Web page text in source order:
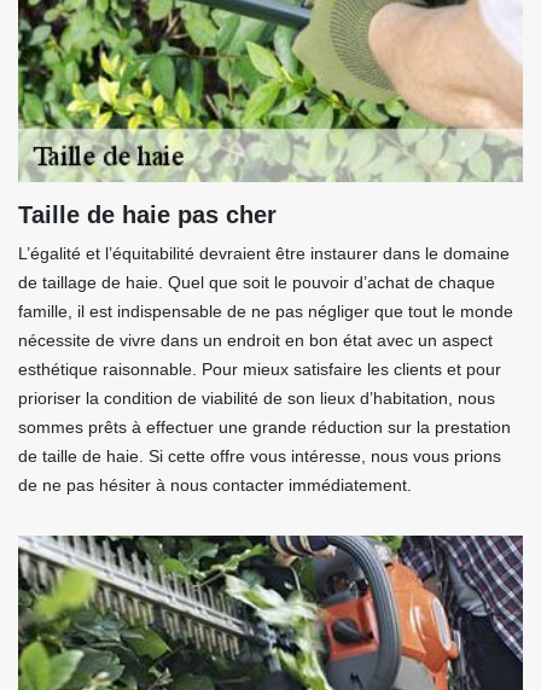
Taille de haie pas cher
L’égalité et l’équitabilité devraient être instaurer dans le domaine
de taillage de haie. Quel que soit le pouvoir d’achat de chaque
famille, il est indispensable de ne pas négliger que tout le monde
nécessite de vivre dans un endroit en bon état avec un aspect
esthétique raisonnable. Pour mieux satisfaire les clients et pour
prioriser la condition de viabilité de son lieux d’habitation, nous
sommes prêts à effectuer une grande réduction sur la prestation
de taille de haie. Si cette offre vous intéresse, nous vous prions
de ne pas hésiter à nous contacter immédiatement.